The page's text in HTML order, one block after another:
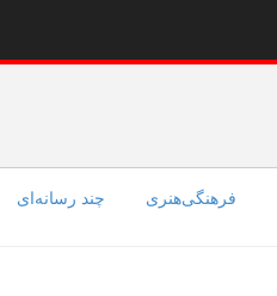
فرهنگی‌هنری چند رسانه‌ای